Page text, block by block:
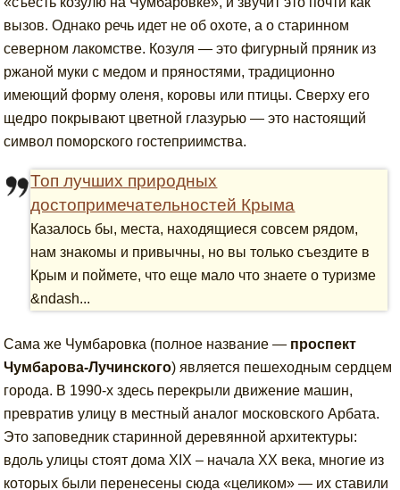
вызов. Однако речь идет не об охоте, а о старинном
северном лакомстве. Козуля — это фигурный пряник из
ржаной муки с медом и пряностями, традиционно
имеющий форму оленя, коровы или птицы. Сверху его
щедро покрывают цветной глазурью — это настоящий
символ поморского гостеприимства.
Топ лучших природных
достопримечательностей Крыма
Казалось бы, места, находящиеся совсем рядом,
нам знакомы и привычны, но вы только съездите в
Крым и поймете, что еще мало что знаете о туризме
&ndash...
Сама же Чумбаровка (полное название — проспект
Чумбарова-Лучинского) является пешеходным сердцем
города. В 1990-х здесь перекрыли движение машин,
превратив улицу в местный аналог московского Арбата.
Это заповедник старинной деревянной архитектуры:
вдоль улицы стоят дома XIX – начала XX века, многие из
которых были перенесены сюда «целиком» — их ставили